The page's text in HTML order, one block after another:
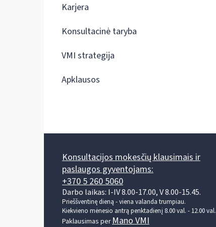
Karjera
Konsultacinė taryba
VMI strategija
Apklausos
Konsultacijos mokesčių klausimais ir
paslaugos gyventojams:
+370 5 260 5060
Darbo laikas: I-IV 8.00-17.00, V 8.00-15.45.
Prieššventinę dieną - viena valanda trumpiau.
Kiekvieno mėnesio antrą penktadienį 8.00 val. - 12.00 val.
Paklausimas per Mano VMI